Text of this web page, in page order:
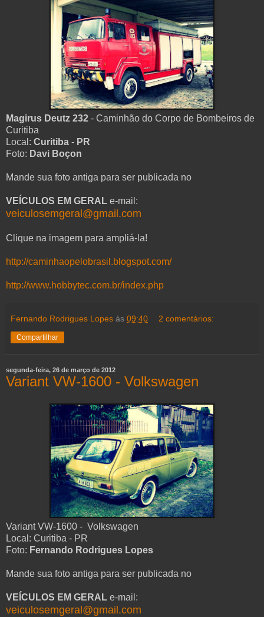
Magirus Deutz 232 - Caminhão do Corpo de Bombeiros de
Curitiba
Local: Curitiba - PR
Foto: Davi Boçon
Mande sua foto antiga para ser publicada no
VEÍCULOS EM GERAL e-mail:
veiculosemgeral@gmail.com
Clique na imagem para ampliá-la!
http://caminhaopelobrasil.blogspot.com/
http://www.hobbytec.com.br/index.php
Fernando Rodrigues Lopes às 09:40 2 comentários:
Compartilhar
segunda-feira, 26 de março de 2012
Variant VW-1600 - Volkswagen
Variant VW-1600 - Volkswagen
Local: Curitiba - PR
Foto: Fernando Rodrigues Lopes
Mande sua foto antiga para ser publicada no
VEÍCULOS EM GERAL e-mail:
veiculosemgeral@gmail.com